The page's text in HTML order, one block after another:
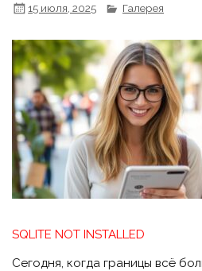
15 июля, 2025 Галерея
SQLITE NOT INSTALLED
Сегодня, когда границы всё